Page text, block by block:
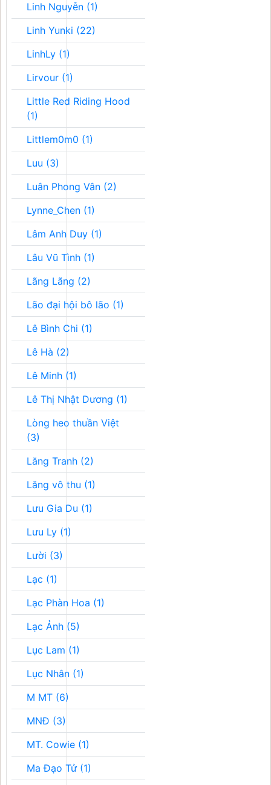
Linh Nguyễn (1)
Linh Yunki (22)
LinhLy (1)
Lirvour (1)
Little Red Riding Hood
(1)
Littlem0m0 (1)
Luu (3)
Luân Phong Vân (2)
Lynne_Chen (1)
Lâm Anh Duy (1)
Lâu Vũ Tình (1)
Lãng Lãng (2)
Lão đại hội bô lão (1)
Lê Bình Chi (1)
Lê Hà (2)
Lê Minh (1)
Lê Thị Nhật Dương (1)
Lòng heo thuần Việt
(3)
Lăng Tranh (2)
Lăng vô thu (1)
Lưu Gia Du (1)
Lưu Ly (1)
Lười (3)
Lạc (1)
Lạc Phàn Hoa (1)
Lạc Ảnh (5)
Lục Lam (1)
Lục Nhân (1)
M MT (6)
MNĐ (3)
MT. Cowie (1)
Ma Đạo Tử (1)